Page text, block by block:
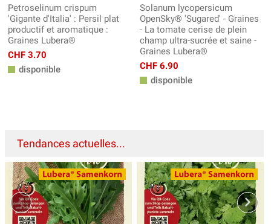
Petroselinum crispum
'Gigante d'Italia' : Persil plat
productif et aromatique :
Graines Lubera®
CHF 3.70
disponible
Solanum lycopersicum
OpenSky® 'Sugared' - Graines
- La tomate cerise de plein
champ ultra-sucrée et saine -
Graines Lubera®
CHF 6.90
disponible
Tendances actuelles...